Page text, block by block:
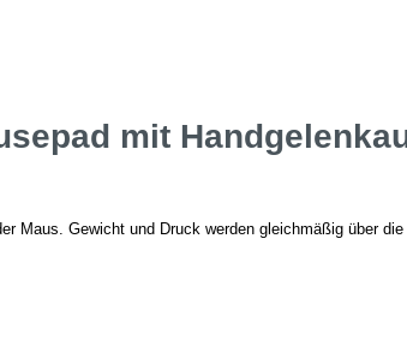
mit
Maus. Gewicht und Druck werden gleichmäßig über